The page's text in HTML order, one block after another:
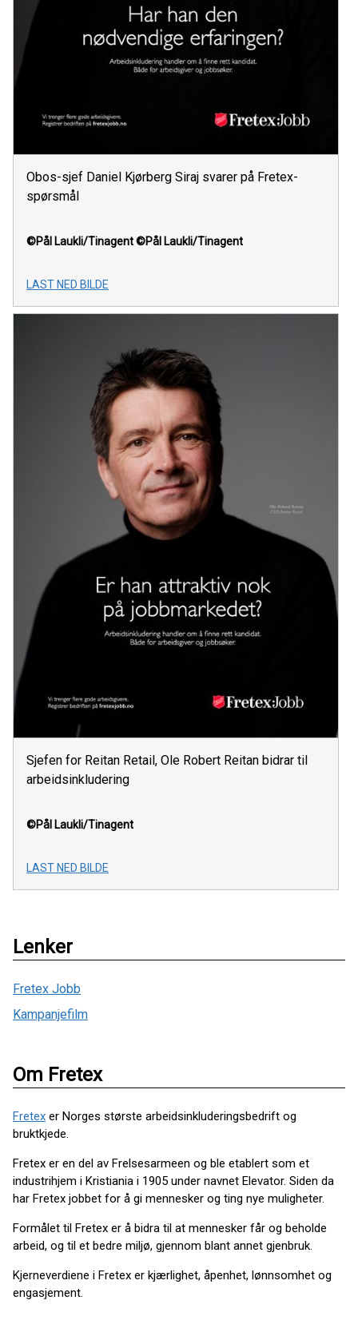
Obos-sjef Daniel Kjørberg Siraj svarer på Fretex-
spørsmål
©Pål Laukli/Tinagent©Pål Laukli/Tinagent
LAST NED BILDE
Sjefen for Reitan Retail, Ole Robert Reitan bidrar til
arbeidsinkludering
©Pål Laukli/Tinagent
LAST NED BILDE
Lenker
Fretex Jobb
Kampanjefilm
Om Fretex
Fretex er Norges største arbeidsinkluderingsbedrift og
bruktkjede.
Fretex er en del av Frelsesarmeen og ble etablert som et
industrihjem i Kristiania i 1905 under navnet Elevator. Siden da
har Fretex jobbet for å gi mennesker og ting nye muligheter.
Formålet til Fretex er å bidra til at mennesker får og beholde
arbeid, og til et bedre miljø, gjennom blant annet gjenbruk.
Kjerneverdiene i Fretex er kjærlighet, åpenhet, lønnsomhet og
engasjement.